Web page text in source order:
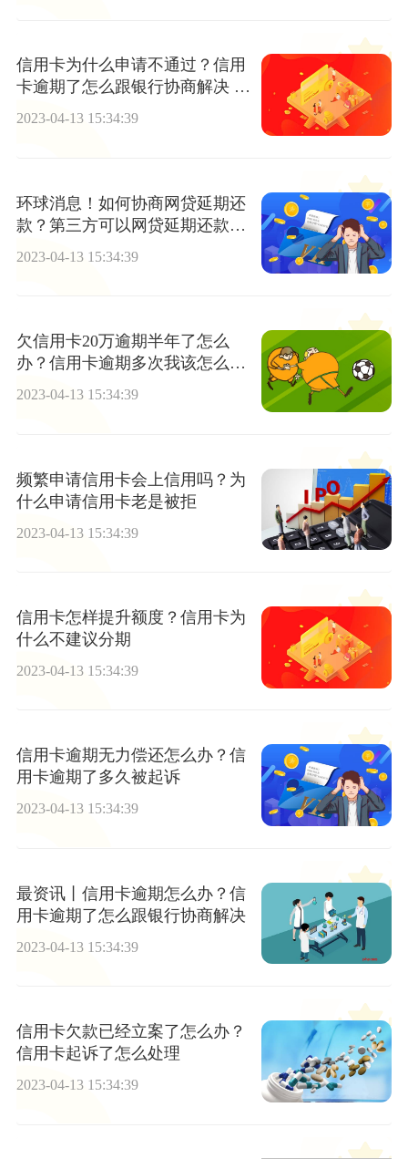
信用卡为什么申请不通过？信用
卡逾期了怎么跟银行协商解决 每
日看点
2023-04-13 15:34:39
环球消息！如何协商网贷延期还
款？第三方可以网贷延期还款
2023-04-13 15:34:39
欠信用卡20万逾期半年了怎么
办？信用卡逾期多次我该怎么
办？_世界视讯
2023-04-13 15:34:39
频繁申请信用卡会上信用吗？为
什么申请信用卡老是被拒
2023-04-13 15:34:39
信用卡怎样提升额度？信用卡为
什么不建议分期
2023-04-13 15:34:39
信用卡逾期无力偿还怎么办？信
用卡逾期了多久被起诉
2023-04-13 15:34:39
最资讯丨信用卡逾期怎么办？信
用卡逾期了怎么跟银行协商解决
2023-04-13 15:34:39
信用卡欠款已经立案了怎么办？
信用卡起诉了怎么处理
2023-04-13 15:34:39